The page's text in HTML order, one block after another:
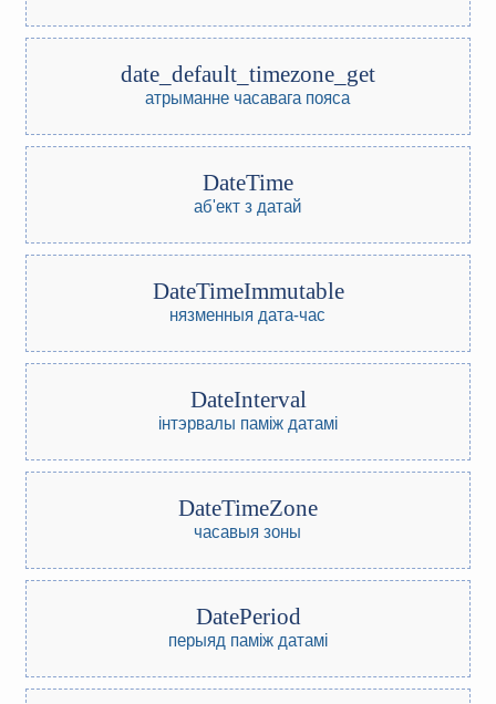
date_default_timezone_get
атрыманне часавага пояса
DateTime
аб'ект з датай
DateTimeImmutable
нязменныя дата-час
DateInterval
інтэрвалы паміж датамі
DateTimeZone
часавыя зоны
DatePeriod
перыяд паміж датамі